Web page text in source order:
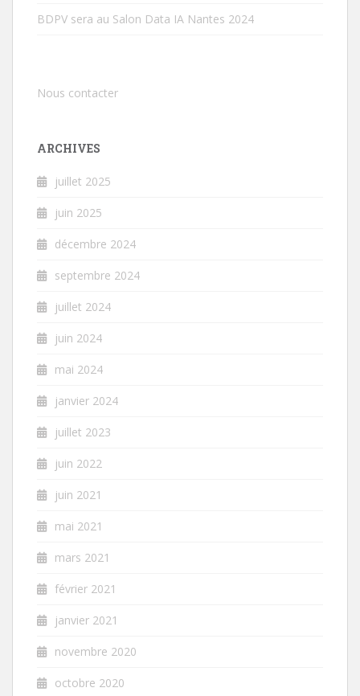
BDPV sera au Salon Data IA Nantes 2024
Nous contacter
ARCHIVES
juillet 2025
juin 2025
décembre 2024
septembre 2024
juillet 2024
juin 2024
mai 2024
janvier 2024
juillet 2023
juin 2022
juin 2021
mai 2021
mars 2021
février 2021
janvier 2021
novembre 2020
octobre 2020